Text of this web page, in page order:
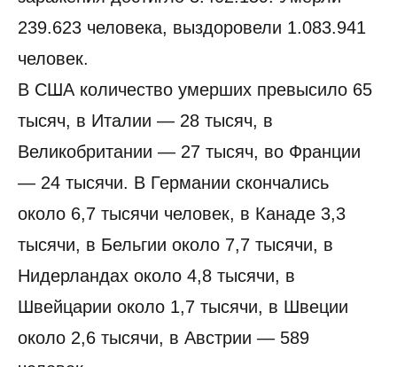
239.623 человека, выздоровели 1.083.941
человек.
В США количество умерших превысило 65
тысяч, в Италии — 28 тысяч, в
Великобритании — 27 тысяч, во Франции
— 24 тысячи. В Германии скончались
около 6,7 тысячи человек, в Канаде 3,3
тысячи, в Бельгии около 7,7 тысячи, в
Нидерландах около 4,8 тысячи, в
Швейцарии около 1,7 тысячи, в Швеции
около 2,6 тысячи, в Австрии — 589